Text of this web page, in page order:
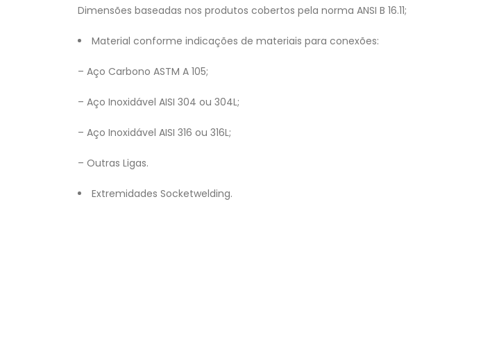
Dimensões baseadas nos produtos cobertos pela norma ANSI B 16.11;
Material conforme indicações de materiais para conexões:
– Aço Carbono ASTM A 105;
– Aço Inoxidável AISI 304 ou 304L;
– Aço Inoxidável AISI 316 ou 316L;
– Outras Ligas.
Extremidades Socketwelding.